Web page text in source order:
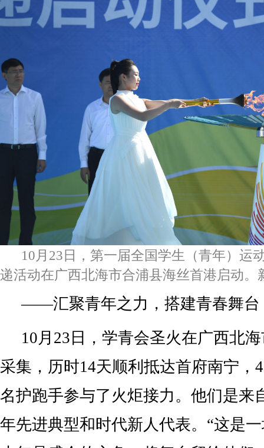
10月23日，第一届全国学生（青年）运
递活动在广西北海市合浦县海丝首港启动。
——汇聚青年之力，搭建青春舞台
10月23日，学青会圣火在广西北
采集，历时14天顺利抵达首府南宁，
名护跑手参与了火炬接力。他们是来
年先进典型和时代新人代表。“这是